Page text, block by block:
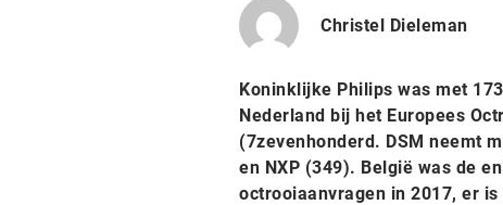
Christel Dieleman
Koninklijke Philips was met
Nederland bij het Europees
(7zevenhonderd. DSM neemt
en NXP (349). België was de
octrooiaanvragen in 2017, er